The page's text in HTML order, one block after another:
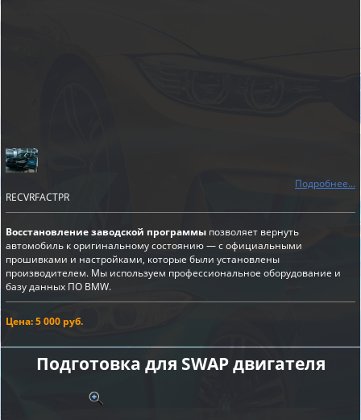
Подробнее...
RECVRFACTPR
Восстановление заводской программы позволяет вернуть
автомобиль к оригинальному состоянию — с официальными
прошивками и настройками, которые были установлены
производителем. Мы используем профессиональное оборудование и
базу данных ПО BMW.
Цена: 5 000 руб.
Подготовка для SWAP двигателя